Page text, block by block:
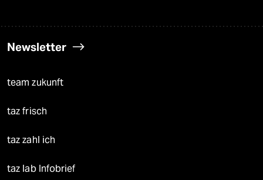
Newsletter
team zukunft
taz frisch
taz zahl ich
taz lab Infobrief